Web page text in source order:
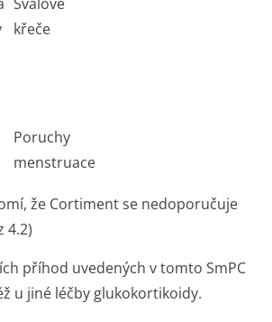
křeče
Poruchy
menstruace
že Cortiment se nedoporučuje
4.2)
příhod uvedených v tomto SmPC
u jiné léčby glukokortikoidy.